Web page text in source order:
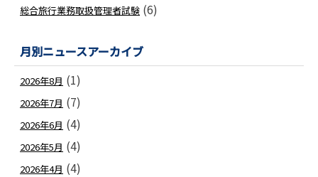
総合旅行業務取扱管理者試験 (6)
月別ニュースアーカイブ
2026年8月 (1)
2026年7月 (7)
2026年6月 (4)
2026年5月 (4)
2026年4月 (4)